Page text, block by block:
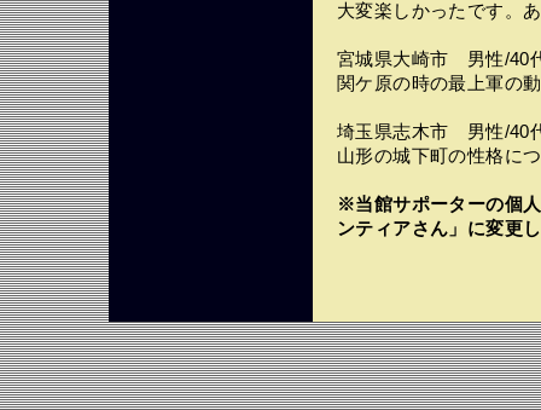
大変楽しかったです。
宮城県大崎市 男性/40
関ケ原の時の最上軍の
埼玉県志木市 男性/40
山形の城下町の性格に
※当館サポーターの個
ンティアさん」に変更